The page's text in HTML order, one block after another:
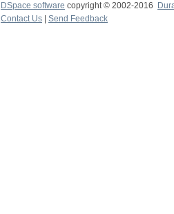
DSpace software copyright © 2002-2016
Contact Us
Send Feedback